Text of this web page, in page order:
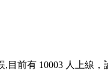
,目前有 10003 人上線